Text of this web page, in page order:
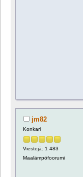
jm82
Konkari
Viestejä: 1 483
Maalämpöfoorumi